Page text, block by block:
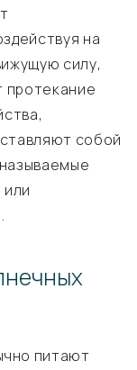
на
силу,
протекание
собой
питают